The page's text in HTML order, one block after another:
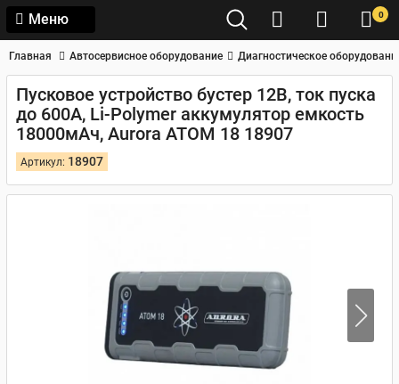
Меню 0
Главная Автосервисное оборудование Диагностическое
Пусковое устройство бустер 12В, ток пуска
до 600А, Li-Polymer аккумулятор емкость
18000мАч, Aurora ATOM 18 18907
Артикул: 18907